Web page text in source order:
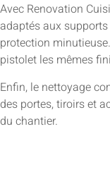
Avec Renovation
adaptés aux
protection
pistolet les mêmes
Enfin, le nettoyage
des portes, tiroirs et
du chantier.